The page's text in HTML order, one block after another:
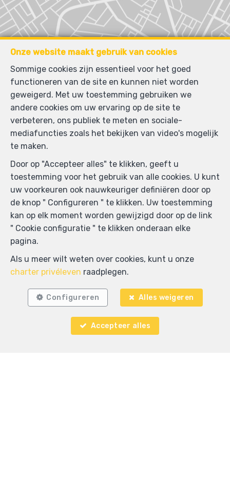
Onze website maakt gebruik van cookies
Sommige cookies zijn essentieel voor het goed
functioneren van de site en kunnen niet worden
geweigerd. Met uw toestemming gebruiken we
andere cookies om uw ervaring op de site te
verbeteren, ons publiek te meten en sociale-
mediafuncties zoals het bekijken van video's mogelijk
te maken.
Door op "Accepteer alles" te klikken, geeft u
toestemming voor het gebruik van alle cookies. U kunt
uw voorkeuren ook nauwkeuriger definiëren door op
de knop " Configureren " te klikken. Uw toestemming
kan op elk moment worden gewijzigd door op de link
" Cookie configuratie " te klikken onderaan elke
pagina.
Als u meer wilt weten over cookies, kunt u onze
charter privéleven raadplegen.
Configureren Alles weigeren
Accepteer alles